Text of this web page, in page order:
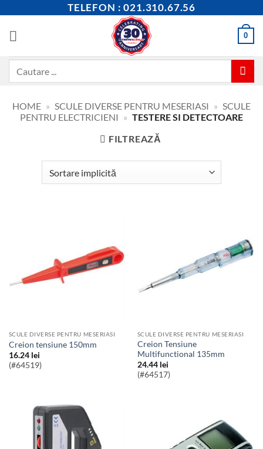
content
TELEFON : 021.310.67.56
0
HOME » SCULE DIVERSE PENTRU MESERIASI » SCULE
PENTRU ELECTRICIENI » TESTERE SI DETECTOARE
FILTREAZĂ
SCULE DIVERSE PENTRU MESERIASI
Creion tensiune 150mm
16.24 lei
(#64519)
SCULE DIVERSE PENTRU MESERIASI
Creion Tensiune
Multifunctional 135mm
24.44 lei
(#64517)